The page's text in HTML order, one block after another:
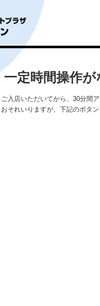
一定時間操作
ご入店いただいてから、30分間
おそれいりますが、下記のボタ